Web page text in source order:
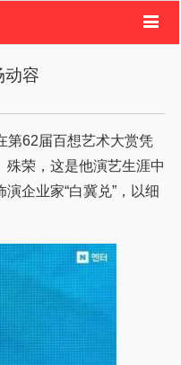
动容
荣，这是他演艺生涯中
企业家“白冀兑”，以细